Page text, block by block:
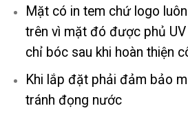
Mặt có in tem chứ logo
trên vì mặt đó được phủ
chỉ bóc sau khi hoàn thiện
Khi lắp đặt phải đảm bảo
tránh đọng nước